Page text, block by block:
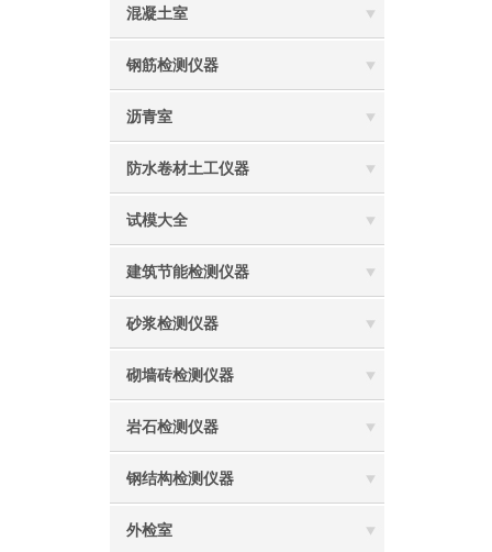
混凝土室
钢筋检测仪器
沥青室
防水卷材土工仪器
试模大全
建筑节能检测仪器
砂浆检测仪器
砌墙砖检测仪器
岩石检测仪器
钢结构检测仪器
外检室